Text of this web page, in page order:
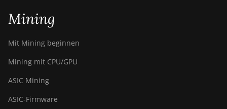
Mining
Mit Mining beginnen
Mining mit CPU/GPU
ASIC Mining
ASIC-Firmware